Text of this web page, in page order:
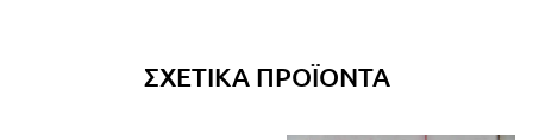
ΣΧΕΤΙΚΆ ΠΡΟΪΌΝΤΑ